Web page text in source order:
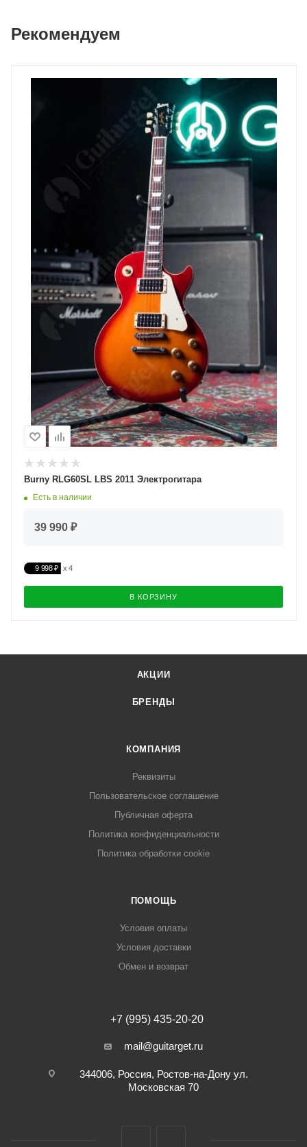
Рекомендуем
Burny RLG60SL LBS 2011 Электрогитара
Есть в наличии
39 990 ₽
9 998 ₽
В КОРЗИНУ
АКЦИИ
БРЕНДЫ
КОМПАНИЯ
Реквизиты
Пользовательское соглашение
Публичная оферта
Политика конфиденциальности
Политика обработки cookie
ПОМОЩЬ
Условия оплаты
Условия доставки
Обмен и возврат
+7 (995) 435-20-20
mail@guitarget.ru
344006, Россия, Ростов-на-Дону ул.
Московская 70